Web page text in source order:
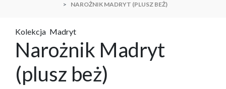
NAROŻNIK MADRYT (PLUSZ BEŻ)
Kolekcja Madryt
Narożnik Madryt
(plusz beż)